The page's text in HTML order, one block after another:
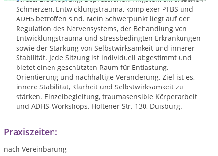
Schmerzen, Entwicklungstrauma, komplexer PTBS und
ADHS betroffen sind. Mein Schwerpunkt liegt auf der
Regulation des Nervensystems, der Behandlung von
Entwicklungstrauma und stressbedingten Erkrankungen
sowie der Stärkung von Selbstwirksamkeit und innerer
Stabilität. Jede Sitzung ist individuell abgestimmt und
bietet einen geschützten Raum für Entlastung,
Orientierung und nachhaltige Veränderung. Ziel ist es,
innere Stabilität, Klarheit und Selbstwirksamkeit zu
stärken. Einzelbegleitung, traumasensible Körperarbeit
und ADHS‑Workshops. Holtener Str. 130, Duisburg.
Praxiszeiten:
nach Vereinbarung